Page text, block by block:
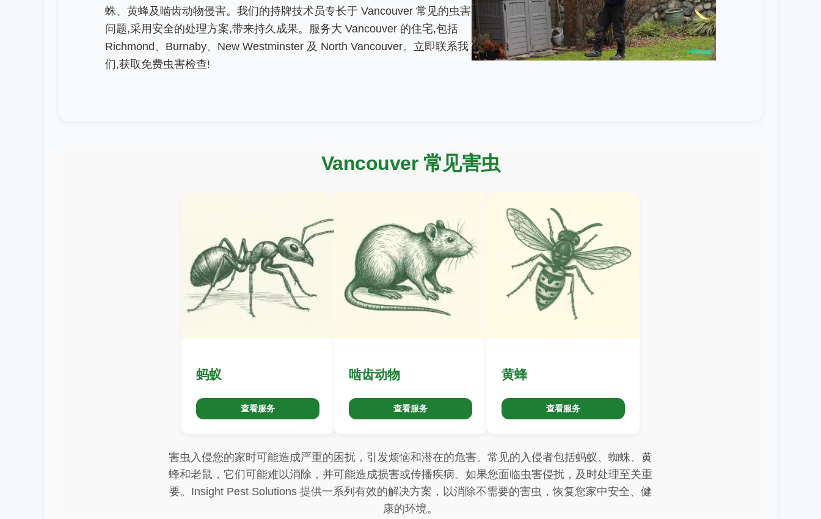
蛛、黄蜂及啮齿动物侵害。我们的持牌技术员专长于 Vancouver 常见的虫害
问题,采用安全的处理方案,带来持久成果。服务大 Vancouver 的住宅,包括
Richmond、Burnaby、New Westminster 及 North Vancouver。立即联系我
们,获取免费虫害检查!
Vancouver 常见害虫
蚂蚁
查看服务
啮齿动物
查看服务
黄蜂
查看服务
害虫入侵您的家时可能造成严重的困扰，引发烦恼和潜在的危害。常见的入侵者包括蚂蚁、蜘蛛、黄
蜂和老鼠，它们可能难以消除，并可能造成损害或传播疾病。如果您面临虫害侵扰，及时处理至关重
要。Insight Pest Solutions 提供一系列有效的解决方案，以消除不需要的害虫，恢复您家中安全、健
康的环境。